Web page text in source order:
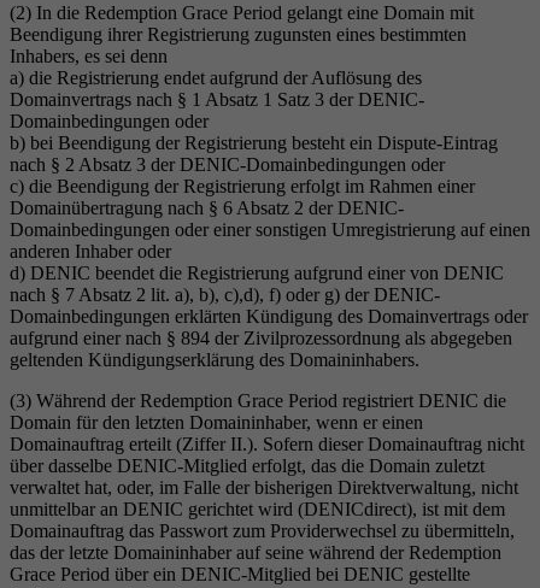
(2) In die Redemption Grace Period gelangt eine Domain mit
Beendigung ihrer Registrierung zugunsten eines bestimmten
Inhabers, es sei denn
a) die Registrierung endet aufgrund der Auflösung des
Domainvertrags nach § 1 Absatz 1 Satz 3 der DENIC-
Domainbedingungen oder
b) bei Beendigung der Registrierung besteht ein Dispute-Eintrag
nach § 2 Absatz 3 der DENIC-Domainbedingungen oder
c) die Beendigung der Registrierung erfolgt im Rahmen einer
Domainübertragung nach § 6 Absatz 2 der DENIC-
Domainbedingungen oder einer sonstigen Umregistrierung auf einen
anderen Inhaber oder
d) DENIC beendet die Registrierung aufgrund einer von DENIC
nach § 7 Absatz 2 lit. a), b), c),d), f) oder g) der DENIC-
Domainbedingungen erklärten Kündigung des Domainvertrags oder
aufgrund einer nach § 894 der Zivilprozessordnung als abgegeben
geltenden Kündigungserklärung des Domaininhabers.
(3) Während der Redemption Grace Period registriert DENIC die
Domain für den letzten Domaininhaber, wenn er einen
Domainauftrag erteilt (Ziffer II.). Sofern dieser Domainauftrag nicht
über dasselbe DENIC-Mitglied erfolgt, das die Domain zuletzt
verwaltet hat, oder, im Falle der bisherigen Direktverwaltung, nicht
unmittelbar an DENIC gerichtet wird (DENICdirect), ist mit dem
Domainauftrag das Passwort zum Providerwechsel zu übermitteln,
das der letzte Domaininhaber auf seine während der Redemption
Grace Period über ein DENIC-Mitglied bei DENIC gestellte